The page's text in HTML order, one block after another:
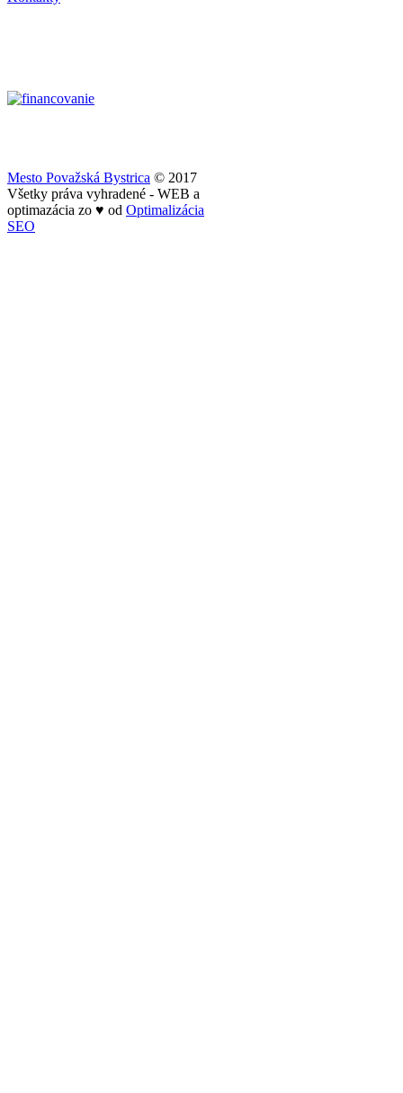
Mesto Považská Bystrica © 2017
Všetky práva vyhradené - WEB a
optimazácia zo ♥ od Optimalizácia
SEO